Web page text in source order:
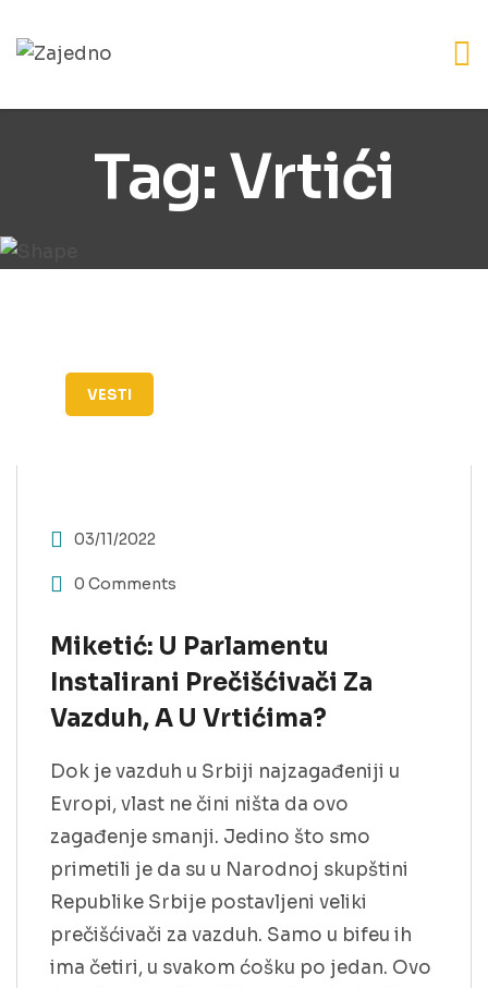
Tag: Vrtići
VESTI
03/11/2022
0 Comments
Miketić: U Parlamentu
Instalirani Prečišćivači Za
Vazduh, A U Vrtićima?
Dok je vazduh u Srbiji najzagađeniji u
Evropi, vlast ne čini ništa da ovo
zagađenje smanji. Jedino što smo
primetili je da su u Narodnoj skupštini
Republike Srbije postavljeni veliki
prečišćivači za vazduh. Samo u bifeu ih
ima četiri, u svakom ćošku po jedan. Ovo